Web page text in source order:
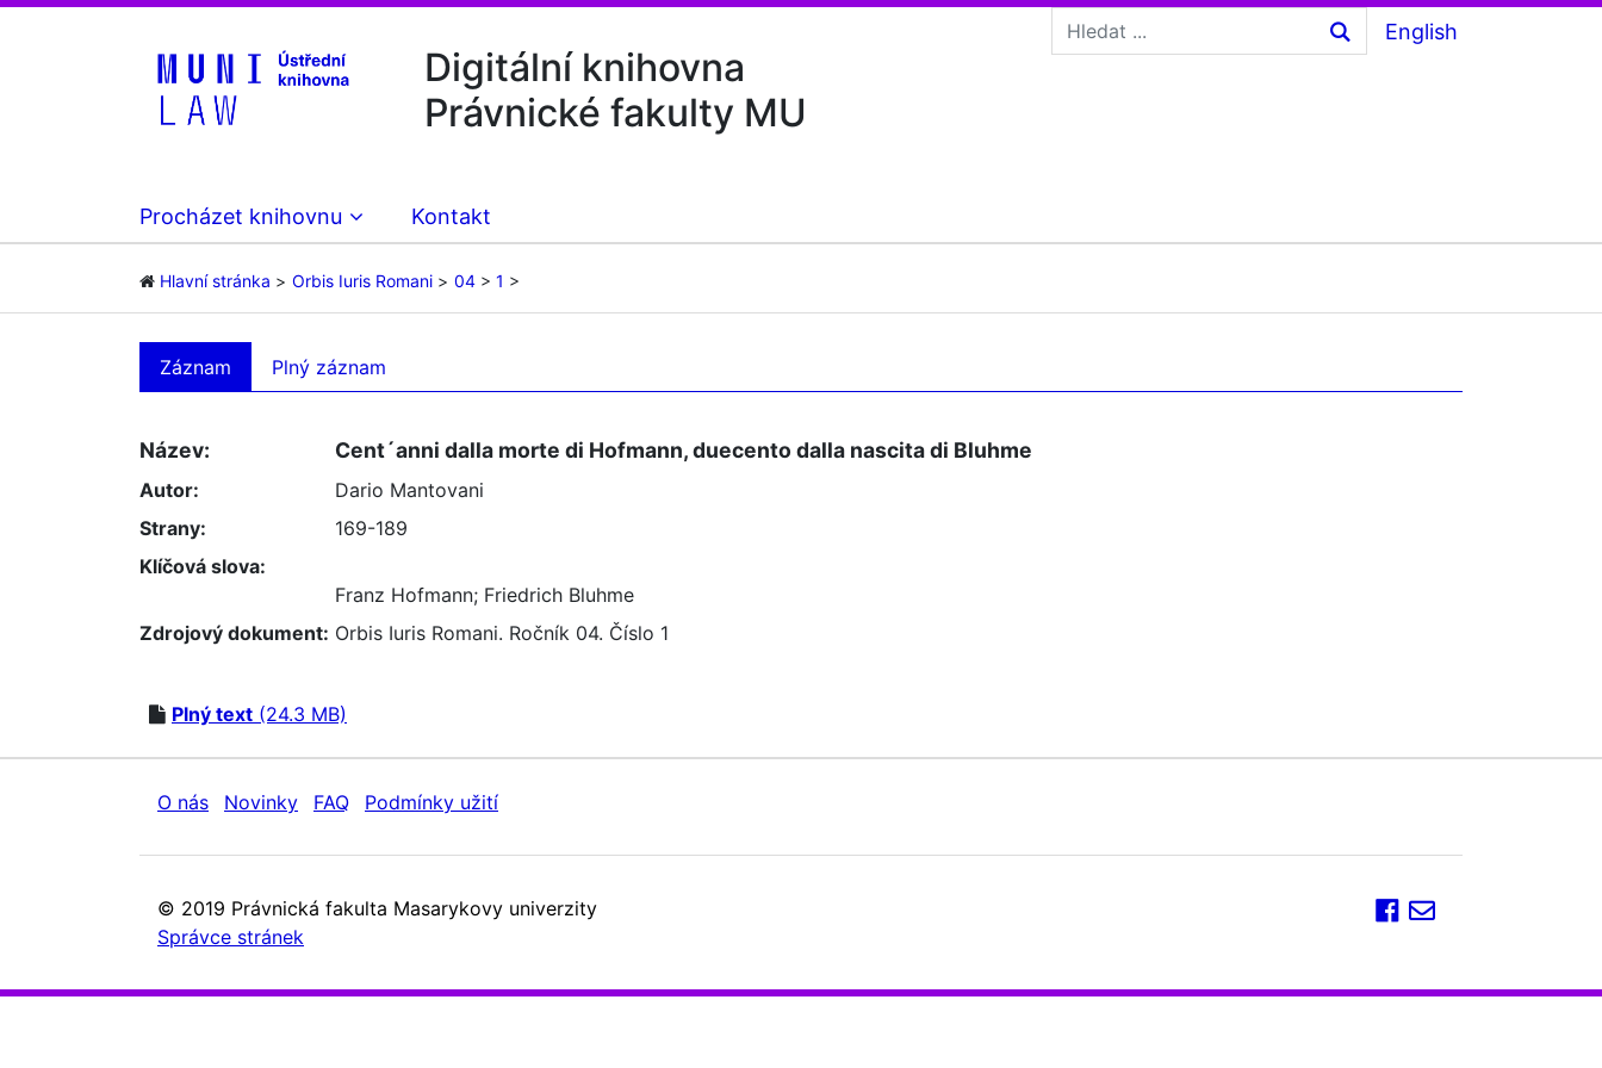
Digitální knihovna
Právnické fakulty MU
English
Procházet knihovnu Kontakt
Hlavní stránka Orbis Iuris Romani 04 1
Záznam Plný záznam
Název: Cent´anni dalla morte di Hofmann, duecento dalla nascita di Bluhme
Autor:
Dario Mantovani
Strany:
169-189
Klíčová slova:
Franz Hofmann; Friedrich Bluhme
Zdrojový dokument: Orbis Iuris Romani. Ročník 04. Číslo 1
Plný text (24.3 MB)
O nás Novinky FAQ Podmínky užití
© 2019 Právnická fakulta Masarykovy univerzity
Správce stránek